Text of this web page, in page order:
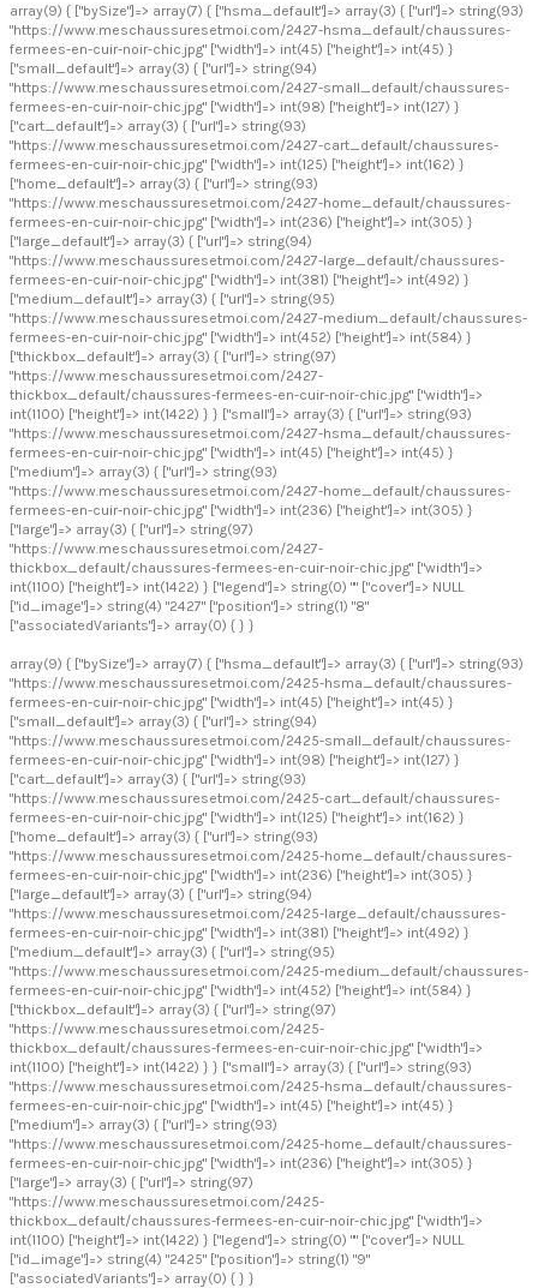
array(9) { ["bySize"]=> array(7) { ["hsma_default"]=> array(3) { ["url"]=> string(93)
"https://www.meschaussuresetmoi.com/2427-hsma_default/chaussures-
fermees-en-cuir-noir-chic.jpg" ["width"]=> int(45) ["height"]=> int(45) }
["small_default"]=> array(3) { ["url"]=> string(94)
"https://www.meschaussuresetmoi.com/2427-small_default/chaussures-
fermees-en-cuir-noir-chic.jpg" ["width"]=> int(98) ["height"]=> int(127) }
["cart_default"]=> array(3) { ["url"]=> string(93)
"https://www.meschaussuresetmoi.com/2427-cart_default/chaussures-
fermees-en-cuir-noir-chic.jpg" ["width"]=> int(125) ["height"]=> int(162) }
["home_default"]=> array(3) { ["url"]=> string(93)
"https://www.meschaussuresetmoi.com/2427-home_default/chaussures-
fermees-en-cuir-noir-chic.jpg" ["width"]=> int(236) ["height"]=> int(305) }
["large_default"]=> array(3) { ["url"]=> string(94)
"https://www.meschaussuresetmoi.com/2427-large_default/chaussures-
fermees-en-cuir-noir-chic.jpg" ["width"]=> int(381) ["height"]=> int(492) }
["medium_default"]=> array(3) { ["url"]=> string(95)
"https://www.meschaussuresetmoi.com/2427-medium_default/chaussures-
fermees-en-cuir-noir-chic.jpg" ["width"]=> int(452) ["height"]=> int(584) }
["thickbox_default"]=> array(3) { ["url"]=> string(97)
"https://www.meschaussuresetmoi.com/2427-
thickbox_default/chaussures-fermees-en-cuir-noir-chic.jpg" ["width"]=>
int(1100) ["height"]=> int(1422) } } ["small"]=> array(3) { ["url"]=> string(93)
"https://www.meschaussuresetmoi.com/2427-hsma_default/chaussures-
fermees-en-cuir-noir-chic.jpg" ["width"]=> int(45) ["height"]=> int(45) }
["medium"]=> array(3) { ["url"]=> string(93)
"https://www.meschaussuresetmoi.com/2427-home_default/chaussures-
fermees-en-cuir-noir-chic.jpg" ["width"]=> int(236) ["height"]=> int(305) }
["large"]=> array(3) { ["url"]=> string(97)
"https://www.meschaussuresetmoi.com/2427-
thickbox_default/chaussures-fermees-en-cuir-noir-chic.jpg" ["width"]=>
int(1100) ["height"]=> int(1422) } ["legend"]=> string(0) "" ["cover"]=> NULL
["id_image"]=> string(4) "2427" ["position"]=> string(1) "8"
["associatedVariants"]=> array(0) { } }
array(9) { ["bySize"]=> array(7) { ["hsma_default"]=> array(3) { ["url"]=> string(93)
"https://www.meschaussuresetmoi.com/2425-hsma_default/chaussures-
fermees-en-cuir-noir-chic.jpg" ["width"]=> int(45) ["height"]=> int(45) }
["small_default"]=> array(3) { ["url"]=> string(94)
"https://www.meschaussuresetmoi.com/2425-small_default/chaussures-
fermees-en-cuir-noir-chic.jpg" ["width"]=> int(98) ["height"]=> int(127) }
["cart_default"]=> array(3) { ["url"]=> string(93)
"https://www.meschaussuresetmoi.com/2425-cart_default/chaussures-
fermees-en-cuir-noir-chic.jpg" ["width"]=> int(125) ["height"]=> int(162) }
["home_default"]=> array(3) { ["url"]=> string(93)
"https://www.meschaussuresetmoi.com/2425-home_default/chaussures-
fermees-en-cuir-noir-chic.jpg" ["width"]=> int(236) ["height"]=> int(305) }
["large_default"]=> array(3) { ["url"]=> string(94)
"https://www.meschaussuresetmoi.com/2425-large_default/chaussures-
fermees-en-cuir-noir-chic.jpg" ["width"]=> int(381) ["height"]=> int(492) }
["medium_default"]=> array(3) { ["url"]=> string(95)
"https://www.meschaussuresetmoi.com/2425-medium_default/chaussures-
fermees-en-cuir-noir-chic.jpg" ["width"]=> int(452) ["height"]=> int(584) }
["thickbox_default"]=> array(3) { ["url"]=> string(97)
"https://www.meschaussuresetmoi.com/2425-
thickbox_default/chaussures-fermees-en-cuir-noir-chic.jpg" ["width"]=>
int(1100) ["height"]=> int(1422) } } ["small"]=> array(3) { ["url"]=> string(93)
"https://www.meschaussuresetmoi.com/2425-hsma_default/chaussures-
fermees-en-cuir-noir-chic.jpg" ["width"]=> int(45) ["height"]=> int(45) }
["medium"]=> array(3) { ["url"]=> string(93)
"https://www.meschaussuresetmoi.com/2425-home_default/chaussures-
fermees-en-cuir-noir-chic.jpg" ["width"]=> int(236) ["height"]=> int(305) }
["large"]=> array(3) { ["url"]=> string(97)
"https://www.meschaussuresetmoi.com/2425-
thickbox_default/chaussures-fermees-en-cuir-noir-chic.jpg" ["width"]=>
int(1100) ["height"]=> int(1422) } ["legend"]=> string(0) "" ["cover"]=> NULL
["id_image"]=> string(4) "2425" ["position"]=> string(1) "9"
["associatedVariants"]=> array(0) { } }